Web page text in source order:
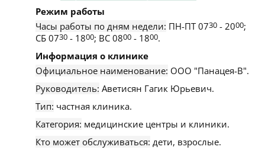
Режим работы
Часы работы по дням недели: ПН-ПТ 0730 - 2000;
СБ 0730 - 1800; ВС 0800 - 1800.
Информация о клинике
Официальное наименование: ООО "Панацея-В".
Руководитель: Аветисян Гагик Юрьевич.
Тип: частная клиника.
Категория: медицинские центры и клиники.
Кто может обслуживаться: дети, взрослые.